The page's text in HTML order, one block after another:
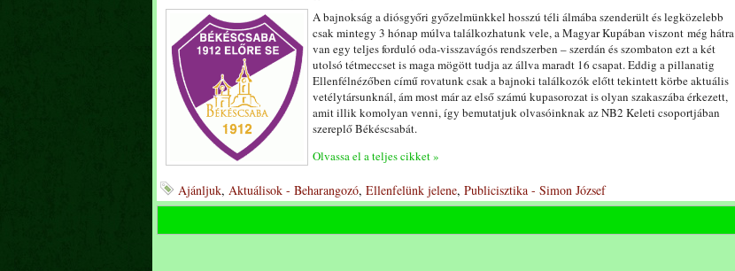
A bajnokság a diósgyőri győzelmünkkel hosszú téli álmába szenderült és legközelebb
csak mintegy 3 hónap múlva találkozhatunk vele, a Magyar Kupában viszont még hátra
van egy teljes forduló oda-visszavágós rendszerben – szerdán és szombaton ezt a két
utolsó tétmeccset is maga mögött tudja az állva maradt 16 csapat. Eddig a pillanatig
Ellenfélnézőben című rovatunk csak a bajnoki találkozók előtt tekintett körbe aktuális
vetélytársunknál, ám most már az első számú kupasorozat is olyan szakaszába érkezett,
amit illik komolyan venni, így bemutatjuk olvasóinknak az NB2 Keleti csoportjában
szereplő Békéscsabát.
Olvassa el a teljes cikket »
Ajánljuk, Aktuálisok - Beharangozó, Ellenfelünk jelene, Publicisztika - Simon József